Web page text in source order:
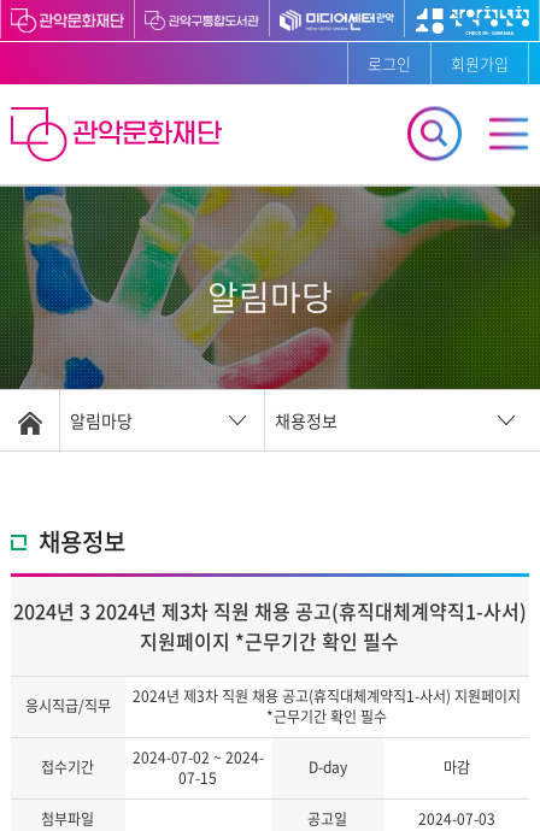
로그인 회원가입
알림마당
알림마당 채용정보
채용정보
2024년 3 2024년 제3차 직원 채용 공고(휴직대체계약직1-사서)
지원페이지 *근무기간 확인 필수
응시직급/직무
2024년 제3차 직원 채용 공고(휴직대체계약직1-사서) 지원페이지
*근무기간 확인 필수
접수기간
2024-07-02 ~ 2024-
07-15
D-day 마감
첨부파일 공고일 2024-07-03